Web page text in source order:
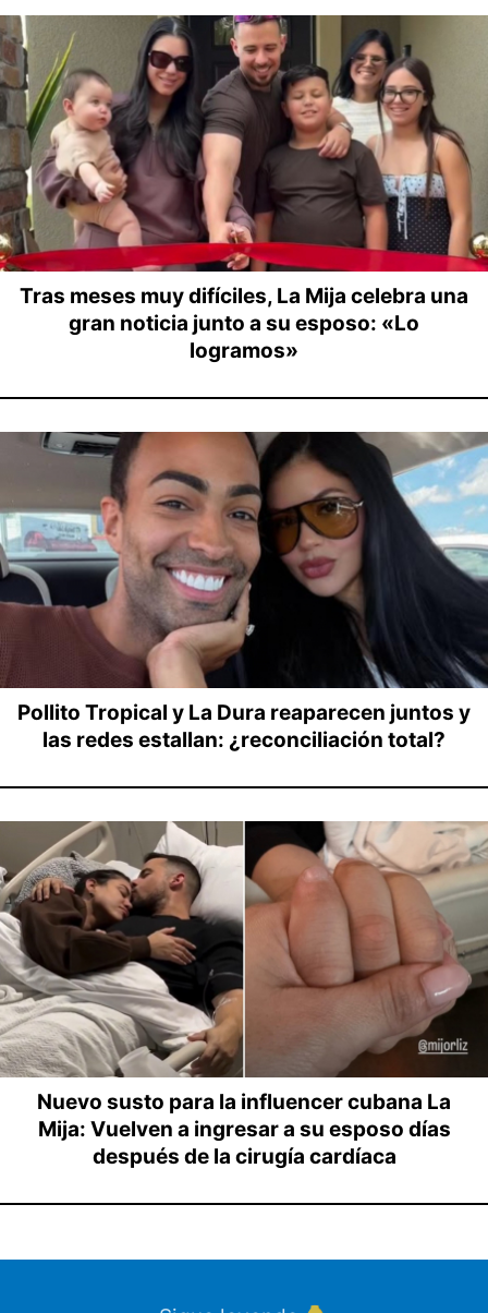
Tras meses muy difíciles, La Mija celebra una
gran noticia junto a su esposo: «Lo
logramos»
Pollito Tropical y La Dura reaparecen juntos y
las redes estallan: ¿reconciliación total?
Nuevo susto para la influencer cubana La
Mija: Vuelven a ingresar a su esposo días
después de la cirugía cardíaca